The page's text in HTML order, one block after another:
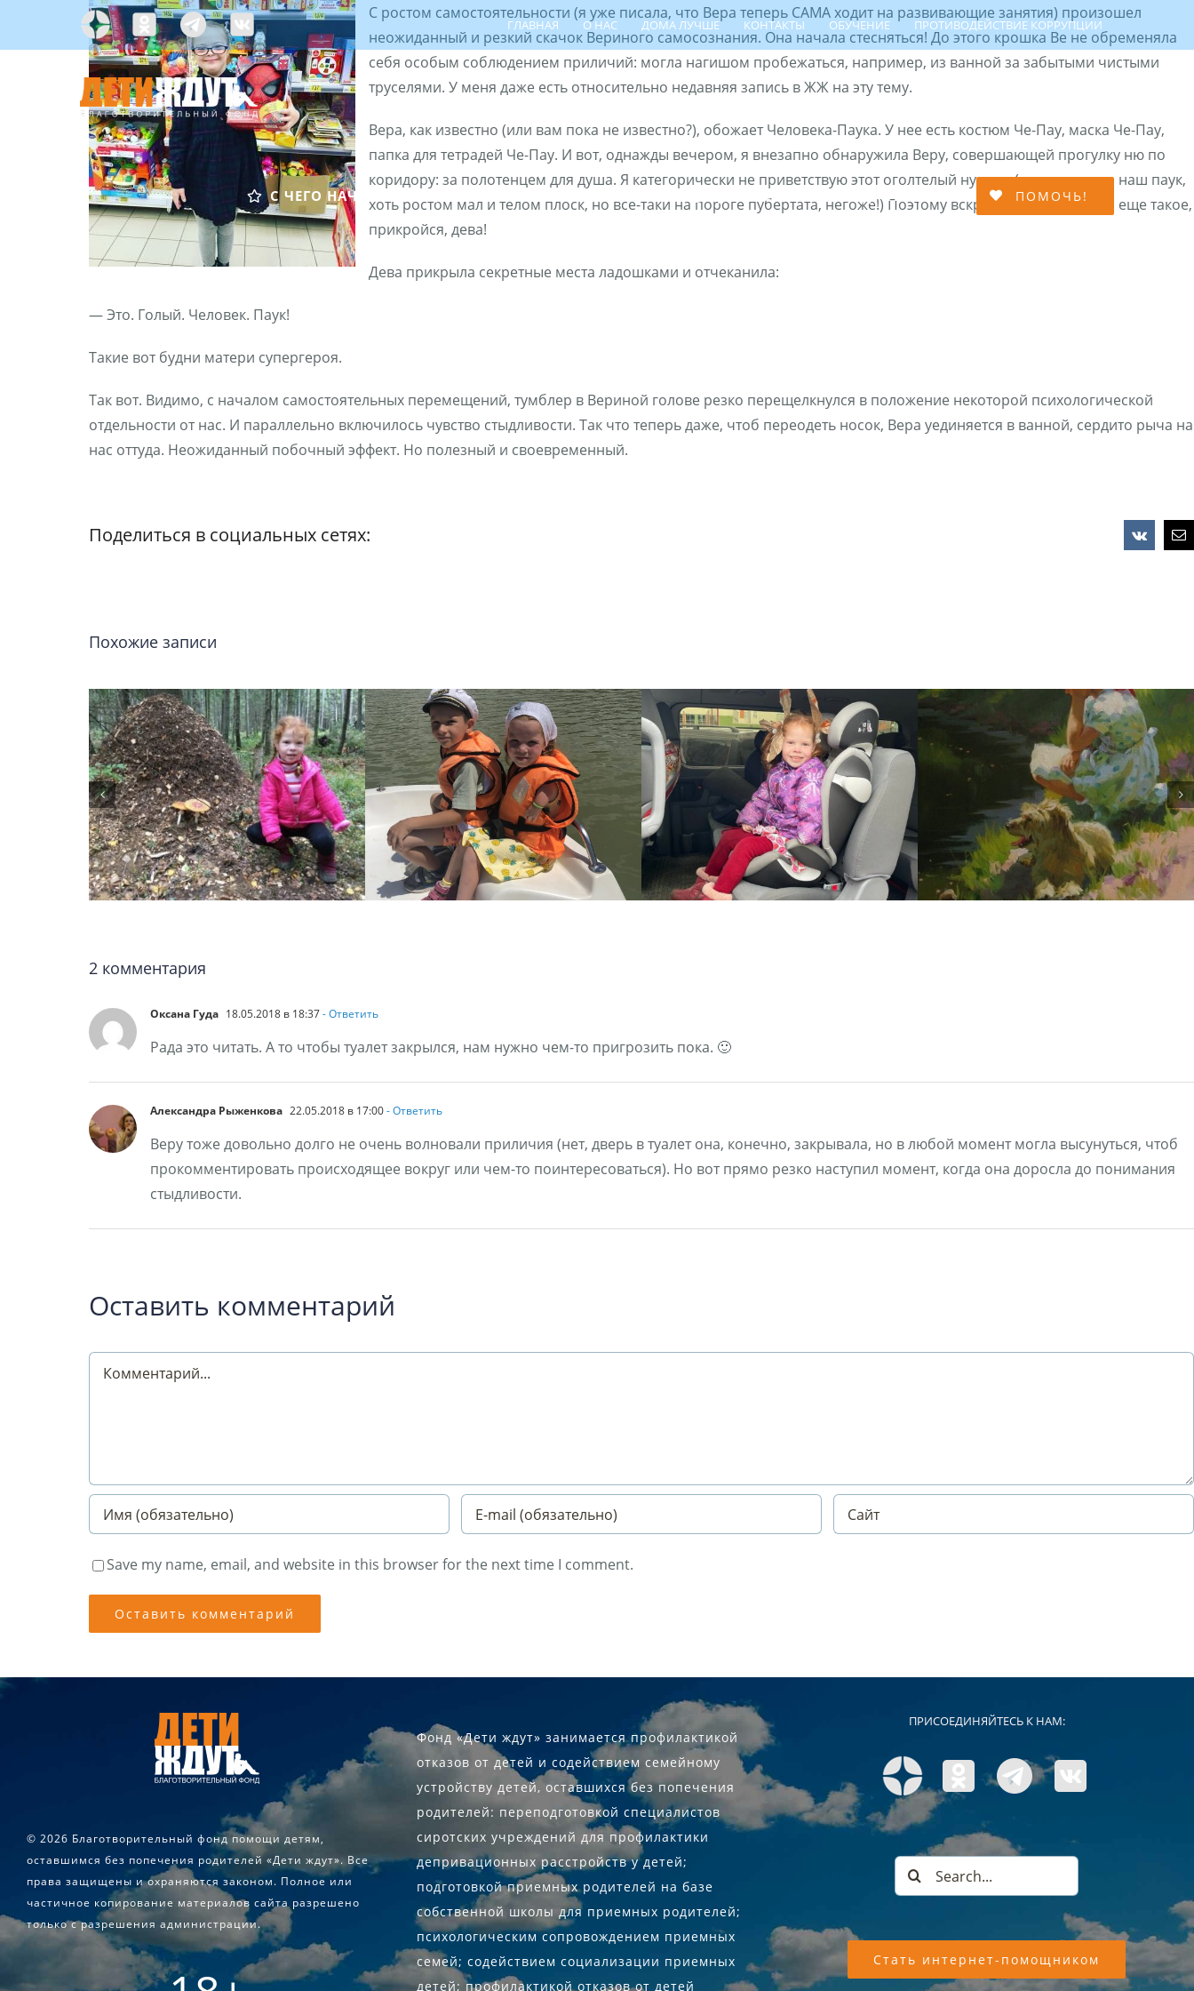
Яндекс
Дзен
Одноклассники
Telegramm
Custom ГЛАВНАЯ О НАС ДОМА ЛУЧШЕ КОНТАКТЫ ОБУЧЕНИЕ ПРОТИВОДЕЙСТВИЕ КОРРУПЦИИ
С ЧЕГО НАЧАТЬ? ЦЕНТР СЕМЕЙНОЙ АДАПТАЦИИ ПОМОЧЬ!
С ростом самостоятельности (я уже писала, что Вера теперь САМА ходит на развивающие занятия) произошел
неожиданный и резкий скачок Вериного самосознания. Она начала стесняться! До этого крошка Ве не обременяла
себя особым соблюдением приличий: могла нагишом пробежаться, например, из ванной за забытыми чистыми
труселями. У меня даже есть относительно недавняя запись в ЖЖ на эту тему.
Вера, как известно (или вам пока не известно?), обожает Человека-Паука. У нее есть костюм Че-Пау, маска Че-Пау,
папка для тетрадей Че-Пау. И вот, однажды вечером, я внезапно обнаружила Веру, совершающей прогулку ню по
коридору: за полотенцем для душа. Я категорически не приветствую этот оголтелый нудизм (ну человек-то наш паук,
хоть ростом мал и телом плоск, но все-таки на пороге пубертата, негоже!) Поэтому вскричала, мол, это что еще такое,
прикройся, дева!
Дева прикрыла секретные места ладошками и отчеканила:
— Это. Голый. Человек. Паук!
Такие вот будни матери супергероя.
Так вот. Видимо, с началом самостоятельных перемещений, тумблер в Вериной голове резко перещелкнулся в положение некоторой психологической
отдельности от нас. И параллельно включилось чувство стыдливости. Так что теперь даже, чтоб переодеть носок, Вера уединяется в ванной, сердито рыча на
нас оттуда. Неожиданный побочный эффект. Но полезный и своевременный.
Поделиться в социальных сетях: Vk
Похожие записи
Гога, он же Гоша, он же
Юрий, он же Гора, он же
Жора, здесь проживает?..»
Слова из к/ф «Москва
слезам не верит»
Для чего нам Дано
Приёмное
Родительство???
ВСЕ МЫ РОДОМ ИЗ
ДЕТСТВА
2 комментария
Оксана Гуда 18.05.2018 в 18:37- Ответить
Рада это читать. А то чтобы туалет закрылся, нам нужно чем-то пригрозить пока. 🙂
Александра Рыженкова 22.05.2018 в 17:00- Ответить
Веру тоже довольно долго не очень волновали приличия (нет, дверь в туалет она, конечно, закрывала, но в любой момент могла высунуться, чтоб
прокомментировать происходящее вокруг или чем-то поинтересоваться). Но вот прямо резко наступил момент, когда она доросла до понимания
стыдливости.
Оставить комментарий
Comment
Save my name, email, and website in this browser for the next time I comment.
© 2026 Благотворительный фонд помощи детям,
оставшимся без попечения родителей «Дети ждут». Все
права защищены и охраняются законом. Полное или
частичное копирование материалов сайта разрешено
только с разрешения администрации.
Фонд «Дети ждут» занимается профилактикой
отказов от детей и содействием семейному
устройству детей, оставшихся без попечения
родителей: переподготовкой специалистов
сиротских учреждений для профилактики
депривационных расстройств у детей;
подготовкой приемных родителей на базе
собственной школы для приемных родителей;
психологическим сопровождением приемных
семей; содействием социализации приемных
детей; профилактикой отказов от детей
ПРИСОЕДИНЯЙТЕСЬ К НАМ:
Search
for:
Стать интернет-помощником